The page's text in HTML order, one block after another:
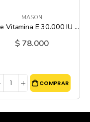
MASON
Aceite Vitamina E 30.000 IU Mason Natural - 2.5 Oz
$ 78.000
COMPRAR